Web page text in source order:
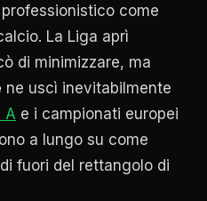
come
La Liga aprì
di minimizzare, ma
ne uscì inevitabilmente
A e i campionati europei
a lungo su come
fuori del rettangolo di